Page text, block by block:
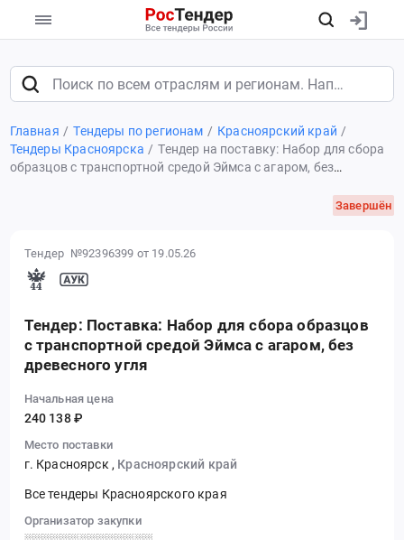
Главная Тендеры по регионам
Красноярский край
Тендеры Красноярска
Тендер на поставку: Набор для сбора
образцов с транспортной средой Эймса с агаром, без
Завершён
Тендер №92396399 от 19.05.26
Тендер: Поставка: Набор для сбора образцов
с транспортной средой Эймса с агаром, без
древесного угля
Начальная цена
240 138 ₽
Место поставки
г. Красноярск , Красноярский край
Все тендеры Красноярского края
Организатор закупки